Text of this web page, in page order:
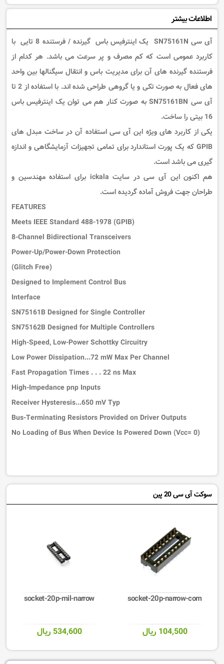
اطلاعات بیشتر
آی سی SN75161N یک اینترفیس باس
گیرنده / فرستنده 8 تایی با
کاربرد عمومی است که کم مصرف و پر سرعت می باشد. هر کدام از
فرستنده گیرنده های آن برای مدیریت باس و انتقال سیگنالها بین واحد
های فعال به صورت تکی و یا گروهی طراحی شده اند. با استفاده از 2 تا
آی سی SN75161BN به صورت کنار هم می توان یک اینترفیس باس
16 بیتی را ساخت.
یکی از کاربرد های ویژه این آی سی استفاده آن در ساخت مبدل های
GPIB که یک پورت استاندارد برای تمامی تجهیزات آزمایشگاهی و اندازه
گیری می باشد است.
هم اکنون این آی سی در سایت ickala برای استفاده مهندسین و
طراحان جهت فروش آماده گردیده است.
FEATURES
Meets IEEE Standard 488-1978 (GPIB)
8-Channel Bidirectional Transceivers
Power-Up/Power-Down Protection
(Glitch Free)
Designed to Implement Control Bus
Interface
SN75161B Designed for Single Controller
SN75162B Designed for Multiple Controllers
High-Speed, Low-Power Schottky Circuitry
Low Power Dissipation...72 mW Max Per Channel
Fast Propagation Times . . . 22 ns Max
High-Impedance pnp Inputs
Receiver Hysteresis...650 mV Typ
Bus-Terminating Resistors Provided on Driver Outputs
No Loading of Bus When Device Is Powered Down (Vcc= 0)
سوکت آی سی 20 پین
socket-20p-mil-narrow
534,600 ریال
socket-20p-narrow-com
104,500 ریال